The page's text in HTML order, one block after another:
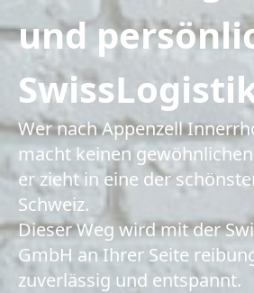
und
Wer nach Appenzell
macht keinen
er zieht in eine der
Schweiz.
Dieser Weg wird mit der
GmbH an Ihrer Seite
zuverlässig und entspannt.